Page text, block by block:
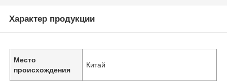
Характер продукции
Место
происхождения
Китай